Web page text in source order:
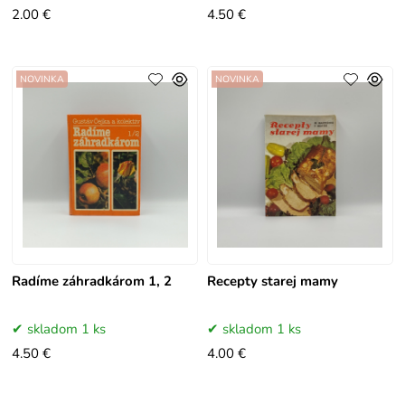
2.00 €
4.50 €
Radíme záhradkárom 1, 2
NOVINKA
skladom 1 ks
4.50 €
Recepty starej mamy
NOVINKA
skladom 1 ks
4.00 €